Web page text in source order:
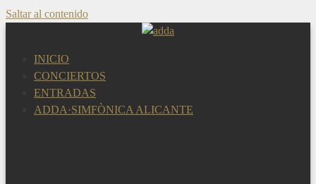
Saltar al contenido
INICIO
CONCIERTOS
ENTRADAS
ADDA·SIMFÒNICA ALICANTE